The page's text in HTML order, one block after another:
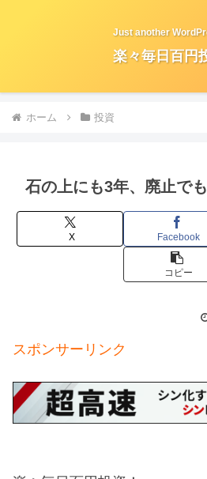
Just another
楽々毎日百円
ホーム 投資
石の上にも3年、廃止で
X Facebook
コピー
スポンサーリンク